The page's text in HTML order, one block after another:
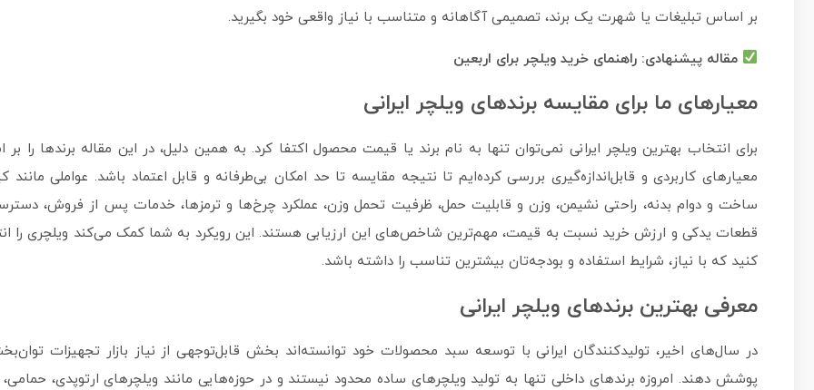
بر اساس تبلیغات یا شهرت یک برند، تصمیمی آگاهانه و متناسب با نیاز واقعی خود بگیرید.
مقاله پیشنهادی: راهنمای خرید ویلچر برای اربعین
معیارهای ما برای مقایسه برندهای ویلچر ایرانی
برای انتخاب بهترین ویلچر ایرانی نمی‌توان تنها به نام برند یا قیمت محصول اکتفا کرد. به همین دلیل، در این مقاله برندها را
معیارهای کاربردی و قابل‌اندازه‌گیری بررسی کرده‌ایم تا نتیجه مقایسه تا حد امکان بی‌طرفانه و قابل اعتماد باشد. عواملی مانند
ساخت و دوام بدنه، راحتی نشیمن، وزن و قابلیت حمل، ظرفیت تحمل وزن، عملکرد چرخ‌ها و ترمزها، خدمات پس از فروش،
قطعات یدکی و ارزش خرید نسبت به قیمت، مهم‌ترین شاخص‌های این ارزیابی هستند. این رویکرد به شما کمک می‌کند ویلچری را
کنید که با نیاز، شرایط استفاده و بودجه‌تان بیشترین تناسب را داشته باشد.
معرفی بهترین برندهای ویلچر ایرانی
در سال‌های اخیر، تولیدکنندگان ایرانی با توسعه سبد محصولات خود توانسته‌اند بخش قابل‌توجهی از نیاز بازار تجهیزات
پوشش دهند. امروزه برندهای داخلی تنها به تولید ویلچرهای ساده محدود نیستند و در حوزه‌هایی مانند ویلچرهای ارتوپدی، حمامی،